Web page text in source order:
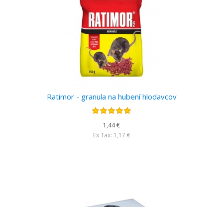
Ratimor - granula na hubení hlodavcov
1,44 €
Ex Tax: 1,17 €